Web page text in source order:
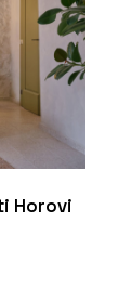
Horovi